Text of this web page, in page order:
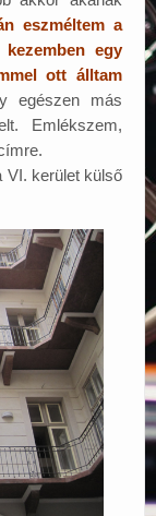
eszméltem a
egy
ott álltam
egészen más
Emlékszem,
VI. kerület külső